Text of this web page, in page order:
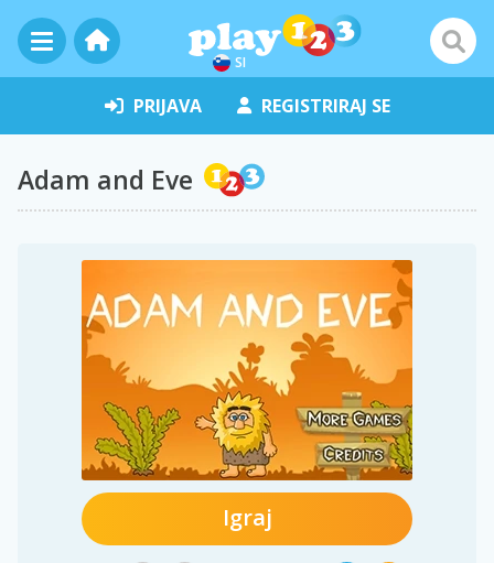
SI
PRIJAVA REGISTRIRAJ SE
Adam and Eve
Igraj